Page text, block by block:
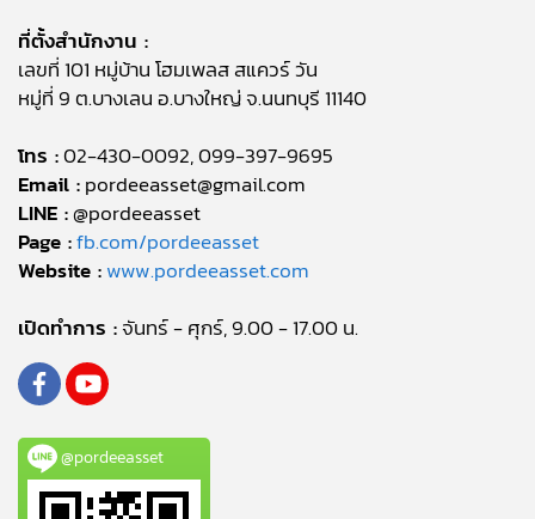
ที่ตั้งสำนักงาน :
เลขที่ 101 หมู่บ้าน โฮมเพลส สแควร์ วัน
หมู่ที่ 9 ต.บางเลน อ.บางใหญ่ จ.นนทบุรี 11140
โทร :02-430-0092, 099-397-9695
Email :pordeeasset@gmail.com
LINE :@pordeeasset
Page :fb.com/pordeeasset
Website :www.pordeeasset.com
เปิดทำการ :จันทร์ - ศุกร์, 9.00 - 17.00 น.
@pordeeasset